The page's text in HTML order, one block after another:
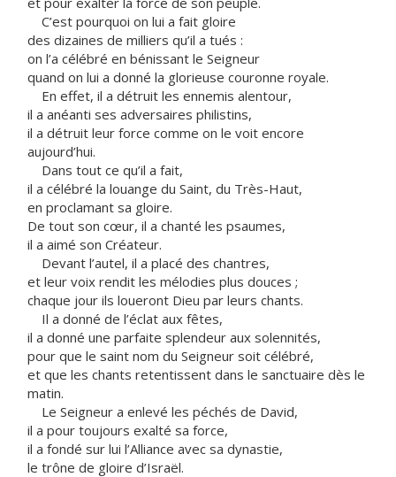
C’est pourquoi on lui a fait gloire
des dizaines de milliers qu’il a tués :
on l’a célébré en bénissant le Seigneur
quand on lui a donné la glorieuse couronne royale.
En effet, il a détruit les ennemis alentour,
il a anéanti ses adversaires philistins,
il a détruit leur force comme on le voit encore
aujourd’hui.
Dans tout ce qu’il a fait,
il a célébré la louange du Saint, du Très-Haut,
en proclamant sa gloire.
De tout son cœur, il a chanté les psaumes,
il a aimé son Créateur.
Devant l’autel, il a placé des chantres,
et leur voix rendit les mélodies plus douces ;
chaque jour ils loueront Dieu par leurs chants.
Il a donné de l’éclat aux fêtes,
il a donné une parfaite splendeur aux solennités,
pour que le saint nom du Seigneur soit célébré,
et que les chants retentissent dans le sanctuaire dès le
matin.
Le Seigneur a enlevé les péchés de David,
il a pour toujours exalté sa force,
il a fondé sur lui l’Alliance avec sa dynastie,
le trône de gloire d’Israël.